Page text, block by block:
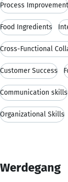
Process Improvement
Food Ingredients
Cross-Functional
Customer Success
Communication skills
Organizational Skills
Werdegang